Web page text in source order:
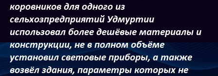
коровников для одного из
сельхозпредприятий Удмуртии
использовал более дешёвые материалы и
конструкции, не в полном объёме
установил световые приборы, а также
возвёл здания, параметры которых не